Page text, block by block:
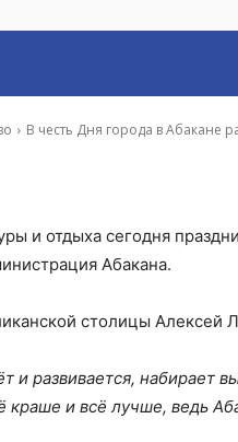
В честь Дня города в Абакане
и отдыха сегодня
Абакана.
столицы Алексей
и развивается, набирает
краше и всё лучше, ведь